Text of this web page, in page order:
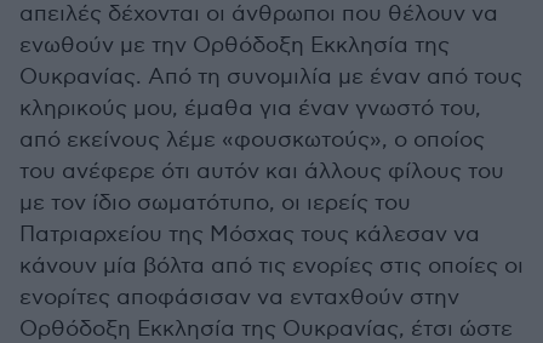
απειλές δέχονται οι άνθρωποι που θέλουν να
ενωθούν με την Ορθόδοξη Εκκλησία της
Ουκρανίας. Από τη συνομιλία με έναν από τους
κληρικούς μου, έμαθα για έναν γνωστό του,
από εκείνους λέμε «φουσκωτούς», ο οποίος
του ανέφερε ότι αυτόν και άλλους φίλους του
με τον ίδιο σωματότυπο, οι ιερείς του
Πατριαρχείου της Μόσχας τους κάλεσαν να
κάνουν μία βόλτα από τις ενορίες στις οποίες οι
ενορίτες αποφάσισαν να ενταχθούν στην
Ορθόδοξη Εκκλησία της Ουκρανίας, έτσι ώστε